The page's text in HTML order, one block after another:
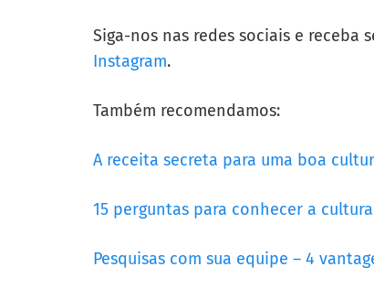
Siga-nos nas redes sociais e receba
Instagram.
Também recomendamos:
A receita secreta para uma boa
15 perguntas para conhecer a
Pesquisas com sua equipe – 4